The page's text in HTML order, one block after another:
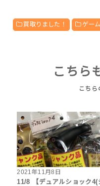
買取りました！ ゲーム
こちら
2021年11月8日
11/8 【デュアルショック4(